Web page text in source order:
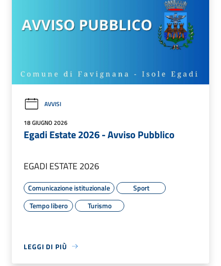
AVVISI
18 GIUGNO 2026
Egadi Estate 2026 - Avviso Pubblico
EGADI ESTATE 2026
Comunicazione istituzionale
Sport
Tempo libero
Turismo
LEGGI DI PIÙ